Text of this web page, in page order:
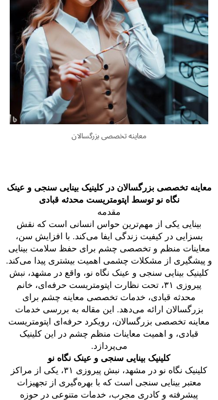
معاینه تخصصی بزرگسالان
معاینه تخصصی بزرگسالان در کلینیک بینایی سنجی و عینک
نگاه نو توسط اپتومتریست محدثه قبادی
مقدمه
بینایی یکی از مهم‌ترین حواس انسانی است که نقش
بسزایی در کیفیت زندگی ایفا می‌کند. با افزایش سن،
معاینات منظم و تخصصی چشم برای حفظ سلامت بینایی
و پیشگیری از مشکلات چشمی اهمیت بیشتری پیدا می‌کند.
کلینیک بینایی سنجی و عینک نگاه نو، واقع در مشهد، نبش
پیروزی ۳۱، تحت نظارت اپتومتریست حرفه‌ای، خانم
محدثه قبادی، خدمات تخصصی معاینه چشم برای
بزرگسالان ارائه می‌دهد. این مقاله به بررسی خدمات
معاینه تخصصی بزرگسالان، رویکرد حرفه‌ای اپتومتریست
قبادی، و اهمیت معاینات منظم چشم در این کلینیک
می‌پردازد.
کلینیک بینایی سنجی و عینک نگاه نو
کلینیک نگاه نو در مشهد، نبش پیروزی ۳۱، یکی از مراکز
معتبر بینایی سنجی است که با بهره‌گیری از تجهیزات
پیشرفته و کادری مجرب، خدمات متنوعی در حوزه